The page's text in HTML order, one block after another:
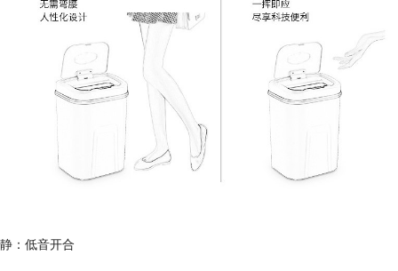
静：低音开合